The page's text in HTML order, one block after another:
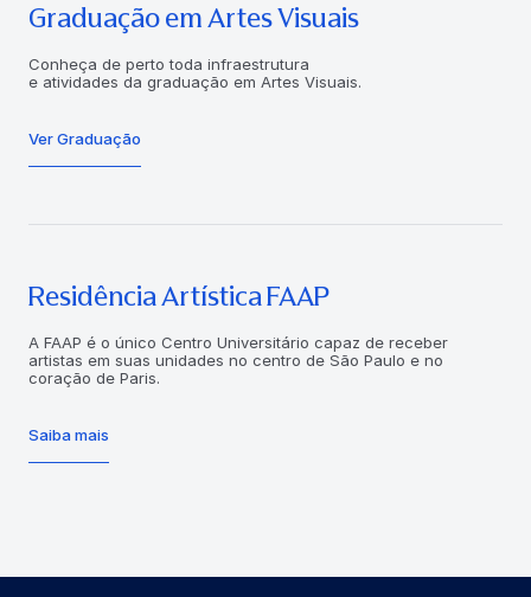
Graduação em Artes Visuais
Conheça de perto toda infraestrutura
e atividades da graduação em Artes Visuais.
Ver Graduação
Residência Artística FAAP
A FAAP é o único Centro Universitário capaz de receber
artistas em suas unidades no centro de São Paulo e no
coração de Paris.
Saiba mais